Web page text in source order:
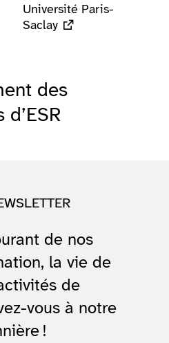
Université Paris-
Saclay
des
de nos
la vie de
de
vous à notre
!